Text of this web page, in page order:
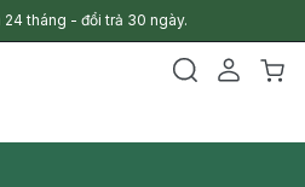
24 tháng - đổi trả 30 ngày.